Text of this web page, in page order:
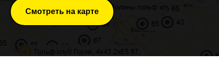
Смотреть на карте